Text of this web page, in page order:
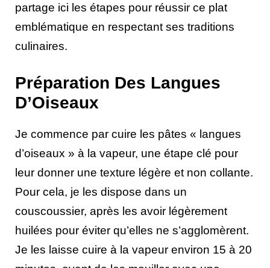
partage ici les étapes pour réussir ce plat
emblématique en respectant ses traditions
culinaires.
Préparation Des Langues
D’Oiseaux
Je commence par cuire les pâtes « langues
d’oiseaux » à la vapeur, une étape clé pour
leur donner une texture légère et non collante.
Pour cela, je les dispose dans un
couscoussier, après les avoir légèrement
huilées pour éviter qu’elles ne s’agglomèrent.
Je les laisse cuire à la vapeur environ 15 à 20